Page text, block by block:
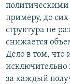
примеру, до
структура не
снижается
Дело в том, что
исключительно
за каждый